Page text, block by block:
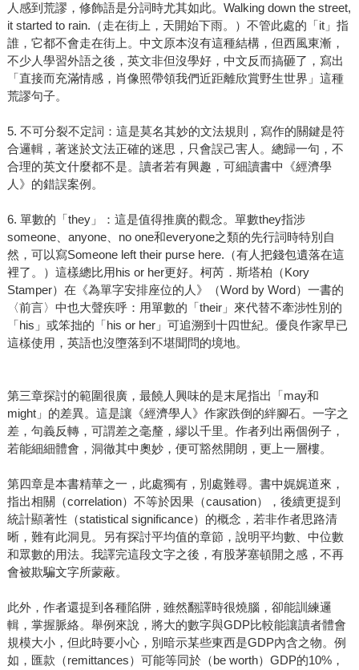
人感到荒謬，修飾語是分詞時尤其如此。Walking down the street,
it started to rain.（走在街上，天開始下雨。）不管此處的「it」指
誰，它都不會走在街上。中文原本沒有這種結構，但西風東漸，
不少人學習外語之後，英文非但沒學好，中文反而搞砸了，寫出
「直接而充滿情感，肖像照帶領我們近距離欣賞野生世界」這種
荒謬句子。
5. 不可分裂不定詞：這是莫名其妙的文法規則，寫作的關鍵是符
合邏輯，著迷於文法正確的迷思，只會誤己害人。總歸一句，不
合理的英文什麼都不是。讀者若有興趣，可細讀書中《經濟學
人》的錯誤案例。
6. 單數的「they」：這是值得推廣的觀念。單數they指涉
someone、anyone、no one和everyone之類的先行詞時特別自
然，可以寫Someone left their purse here.（有人把錢包遺落在這
裡了。）這樣總比用his or her更好。柯芮．斯塔柏（Kory
Stamper）在《為單字安排座位的人》（Word by Word）一書的
〈前言〉中也大聲疾呼：用單數的「their」來代替不牽涉性別的
「his」或笨拙的「his or her」可追溯到十四世紀。優良作家早已
這樣使用，英語也沒墮落到不堪聞問的境地。
第三章探討的範圍很廣，最饒人興味的是末尾指出「may和
might」的差異。這是讓《經濟學人》作家跌倒的絆腳石。一字之
差，句義反轉，可謂差之毫釐，繆以千里。作者列出兩個例子，
若能細細體會，洞徹其中奧妙，便可豁然開朗，更上一層樓。
第四章是本書精華之一，此處獨有，別處難尋。書中娓娓道來，
指出相關（correlation）不等於因果（causation），後續更提到
統計顯著性（statistical significance）的概念，若非作者思路清
晰，難有此洞見。另有探討平均值的章節，說明平均數、中位數
和眾數的用法。我譯完這段文字之後，有股茅塞頓開之感，不再
會被欺騙文字所蒙蔽。
此外，作者還提到各種陷阱，雖然翻譯時很燒腦，卻能訓練邏
輯，掌握脈絡。舉例來說，將大的數字與GDP比較能讓讀者體會
規模大小，但此時要小心，別暗示某些東西是GDP內含之物。例
如，匯款（remittances）可能等同於（be worth）GDP的10%，